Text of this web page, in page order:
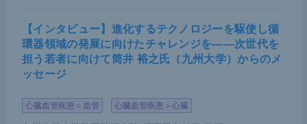
【インタビュー】進化するテクノロジーを駆使し循
環器領域の発展に向けたチャレンジを――次世代を
担う若者に向けて筒井 裕之氏（九州大学）からのメ
ッセージ
心臓血管疾患＞血管 心臓血管疾患＞心臓